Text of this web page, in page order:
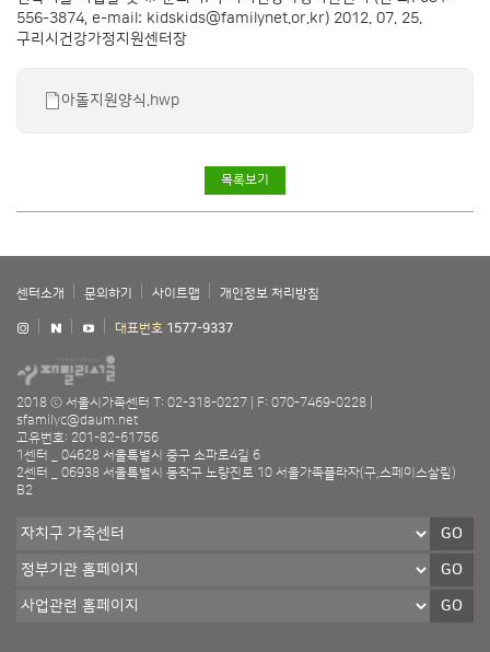
556-3874, e-mail: kidskids@familynet.or.kr) 2012. 07. 25.
구리시건강가정지원센터장
아돌지원양식.hwp
목록보기
센터소개 문의하기 사이트맵 개인정보 처리방침
대표번호 1577-9337
2018 ⓒ 서울시가족센터 T: 02-318-0227
F: 070-7469-0228
sfamilyc@daum.net
고유번호: 201-82-61756
1센터 _ 04628 서울특별시 중구 소파로4길 6
2센터 _ 06938 서울특별시 동작구 노량진로 10 서울가족플라자(구,스페이스살림)
B2
GO
GO
GO